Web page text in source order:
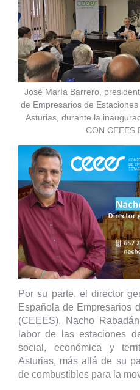
José María Barrero,
de Empresarios de
Asturias, durante la
CON CEEES
Por su parte, el director
Española de Empresarios
(CEEES), Nacho
labor de las estaciones
social, económica y
Asturias, más allá de su
de combustibles para la